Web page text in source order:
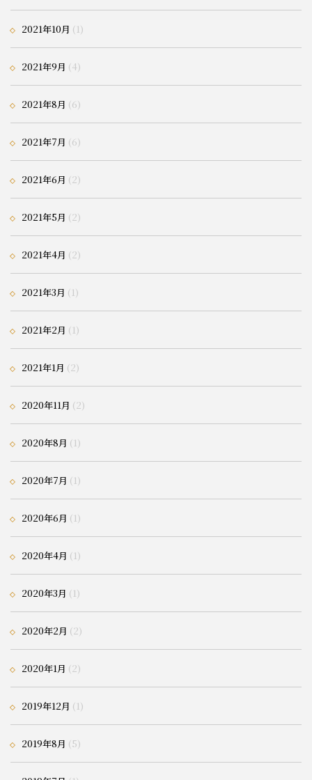
2021年10月 (1)
2021年9月 (4)
2021年8月 (6)
2021年7月 (6)
2021年6月 (2)
2021年5月 (2)
2021年4月 (2)
2021年3月 (1)
2021年2月 (1)
2021年1月 (2)
2020年11月 (2)
2020年8月 (1)
2020年7月 (1)
2020年6月 (1)
2020年4月 (1)
2020年3月 (1)
2020年2月 (2)
2020年1月 (2)
2019年12月 (1)
2019年8月 (5)